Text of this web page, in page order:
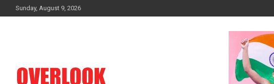
to
Sunday, August 9, 2026